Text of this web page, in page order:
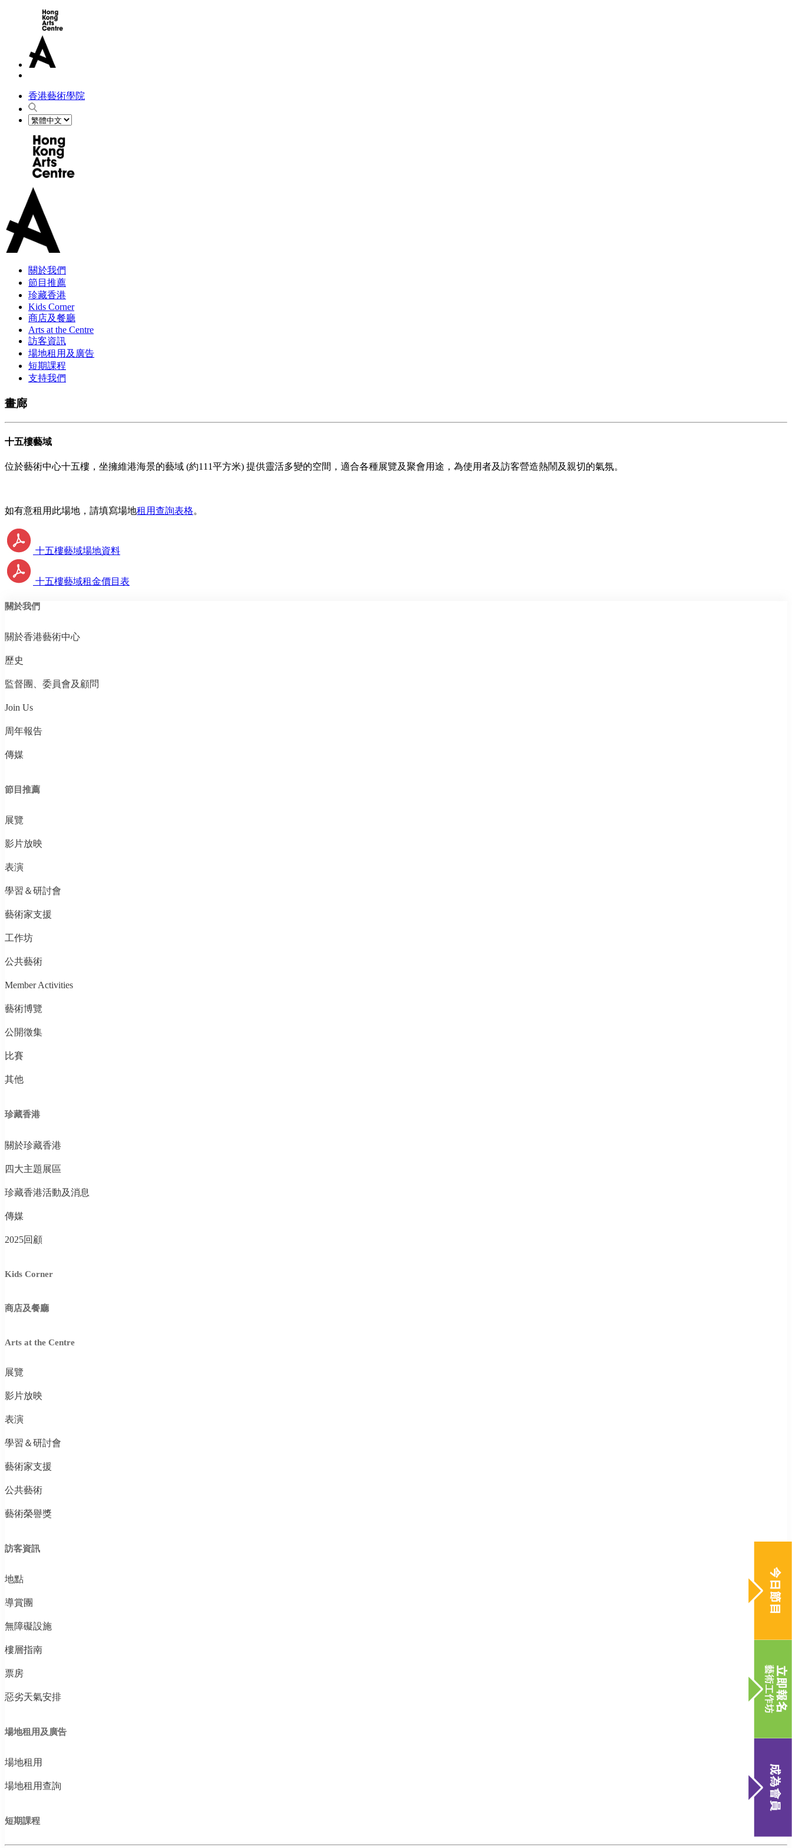
香港藝術學院
關於我們
節目推薦
珍藏香港
Kids Corner
商店及餐廳
Arts at the Centre
訪客資訊
場地租用及廣告
短期課程
支持我們
畫廊
十五樓藝域
位於藝術中心十五樓，坐擁維港海景的藝域 (約111平方米) 提供靈活多變的空間，適合各種展覽及聚會用途，為使用者及訪客營造熱鬧及親切的氣氛。
如有意租用此場地，請填寫場地租用查詢表格。
十五樓藝域場地資料
十五樓藝域租金價目表
關於我們
關於香港藝術中心
歷史
監督團、委員會及顧問
Join Us
周年報告
傳媒
節目推薦
展覽
影片放映
表演
學習＆研討會
藝術家支援
工作坊
公共藝術
Member Activities
藝術博覽
公開徵集
比賽
其他
珍藏香港
關於珍藏香港
四大主題展區
珍藏香港活動及消息
傳媒
2025回顧
Kids Corner
商店及餐廳
Arts at the Centre
展覽
影片放映
表演
學習＆研討會
藝術家支援
公共藝術
藝術榮譽獎
訪客資訊
地點
導賞團
無障礙設施
樓層指南
票房
惡劣天氣安排
場地租用及廣告
場地租用
場地租用查詢
短期課程